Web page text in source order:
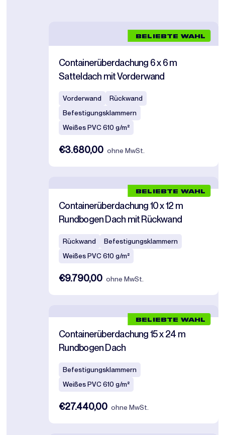
BELIEBTE WAHL
Containerüberdachung 6 x 6 m
Satteldach mit Vorderwand
Vorderwand
Rückwand
Befestigungsklammern
Weißes PVC 610 g/m²
€3.680,00 ohne MwSt.
BELIEBTE WAHL
Containerüberdachung 10 x 12 m
Rundbogen Dach mit Rückwand
Rückwand
Befestigungsklammern
Weißes PVC 610 g/m²
€9.790,00 ohne MwSt.
BELIEBTE WAHL
Containerüberdachung 15 x 24 m
Rundbogen Dach
Befestigungsklammern
Weißes PVC 610 g/m²
€27.440,00 ohne MwSt.